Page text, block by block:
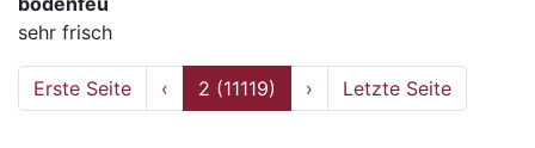
sehr frisch
Erste Seite ‹ 2 (11119) › Letzte Seite